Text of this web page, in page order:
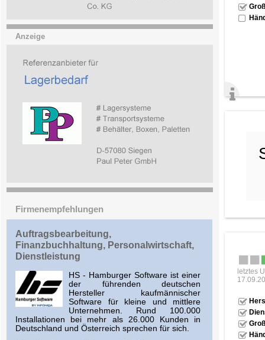
Anzeige
Firmenempfehlungen
Auftragsbearbeitung,
Finanzbuchhaltung, Personalwirtschaft,
Dienstleistung
HS - Hamburger Software ist einer
der führenden deutschen
Hersteller kaufmännischer
Software für kleine und mittlere
Unternehmen. Rund 100.000
Installationen bei mehr als 26.000 Kunden in
Deutschland und Österreich sprechen für sich.
letztes